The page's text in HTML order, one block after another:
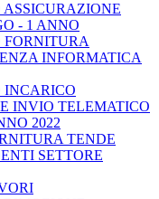
- 1 ANNO
FORNITURA
INFORMATICA
INCARICO
INVIO TELEMATICO
2022
TENDE
SETTORE